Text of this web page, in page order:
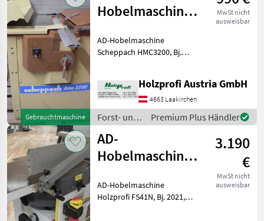
Gebrauchtmaschine
Hobelmaschine
HMC3200
gebraucht
MwSt nicht
ausweisbar
AD-Hobelmaschine
Scheppach HMC3200, Bj.
1380 mm Tischlänge, 150
kgPreisänderungen
vorbehalten, Irrtümer,
Druck- und
Holzprofi Austria GmbH
4663 Laakirchen
Forst- und
Holztechnik
/
Scheppach
Premium Plus Händler
AD-
Hobelmaschine
gebraucht
3.190
€
MwSt nicht
ausweisbar
AD-Hobelmaschine
Holzprofi FS41N, Bj. 2021,